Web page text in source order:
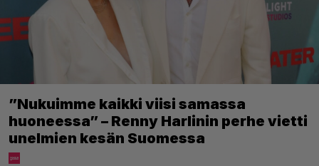
”Nukuimme kaikki viisi samassa
huoneessa” – Renny Harlinin perhe vietti
unelmien kesän Suomessa